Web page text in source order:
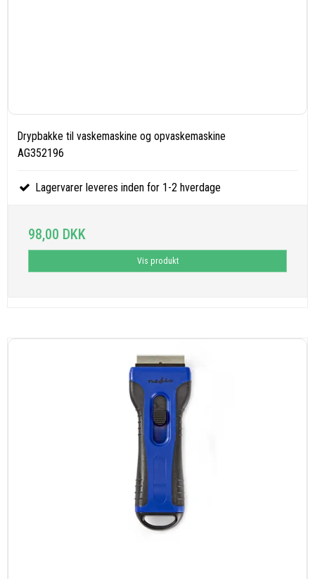
Drypbakke til vaskemaskine og opvaskemaskine
AG352196
Lagervarer leveres inden for 1-2 hverdage
98,00 DKK
Vis produkt